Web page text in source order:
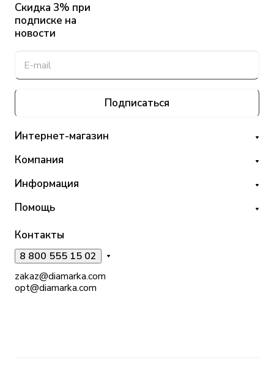
Скидка 3% при
подписке на
новости
Подписаться
Интернет-магазин
Компания
Информация
Помощь
Контакты
8 800 555 15 02
zakaz@diamarka.com
opt@diamarka.com